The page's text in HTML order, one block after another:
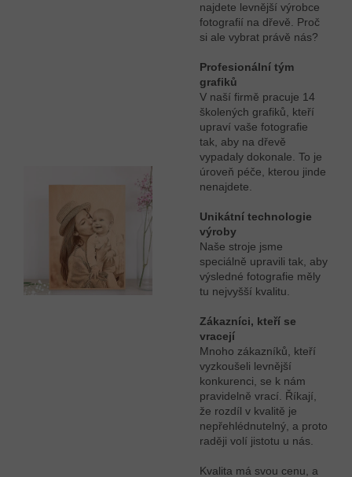
najdete levnější výrobce
fotografií na dřevě. Proč
si ale vybrat právě nás?
Profesionální tým
grafiků
V naší firmě pracuje 14
školených grafiků, kteří
upraví vaše fotografie
tak, aby na dřevě
vypadaly dokonale. To je
úroveň péče, kterou jinde
nenajdete.
Unikátní technologie
výroby
Naše stroje jsme
speciálně upravili tak, aby
výsledné fotografie měly
tu nejvyšší kvalitu.
Zákazníci, kteří se
vracejí
Mnoho zákazníků, kteří
vyzkoušeli levnější
konkurenci, se k nám
pravidelně vrací. Říkají,
že rozdíl v kvalitě je
nepřehlédnutelný, a proto
raději volí jistotu u nás.
Kvalita má svou cenu, a